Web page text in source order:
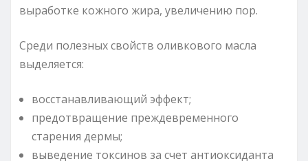
выработке кожного жира, увеличению пор.
Среди полезных свойств оливкового масла
выделяется:
восстанавливающий эффект;
предотвращение преждевременного
старения дермы;
выведение токсинов за счет антиоксиданта